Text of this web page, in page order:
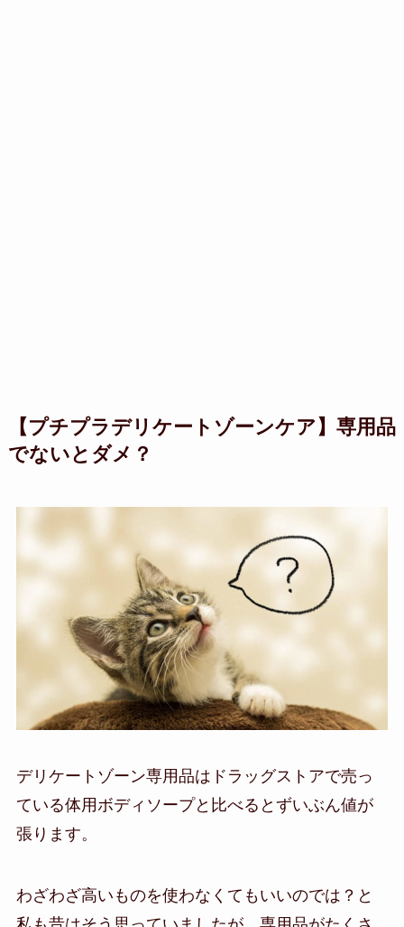
【プチプラデリケートゾーンケア】専用品
でないとダメ？
デリケートゾーン専用品はドラッグストアで売っ
ている体用ボディソープと比べるとずいぶん値が
張ります。
わざわざ高いものを使わなくてもいいのでは？と